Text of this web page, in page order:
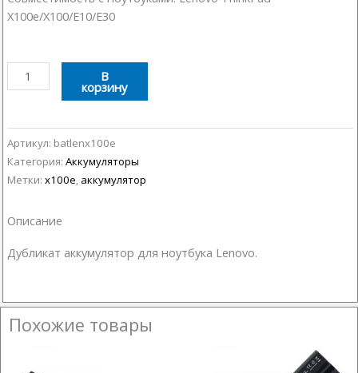
X100e/X100/E10/E30
Количество
товара
Lenovo
X100E
В
корзину
Артикул: batlenx100e
Категория: Аккумуляторы
Метки: x100e, аккумулятор
Описание
Дубликат аккумулятор для ноутбука Lenovo.
Похожие товары